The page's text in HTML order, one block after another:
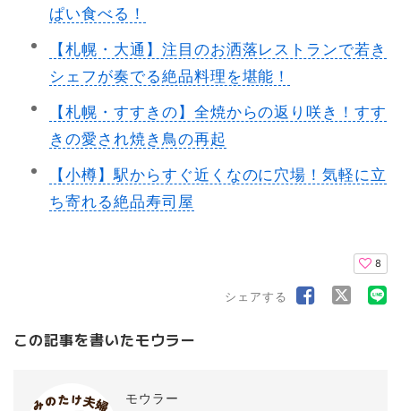
ぱい食べる！
【札幌・大通】注目のお洒落レストランで若き
シェフが奏でる絶品料理を堪能！
【札幌・すすきの】全焼からの返り咲き！すす
きの愛され焼き鳥の再起
【小樽】駅からすぐ近くなのに穴場！気軽に立
ち寄れる絶品寿司屋
8
シェアする
この記事を書いたモウラー
モウラー